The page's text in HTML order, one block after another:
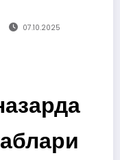
07.10.2025